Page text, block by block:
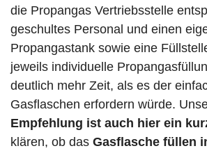
die Propangas Vertriebsstelle
geschultes Personal und einen
Propangastank sowie eine
jeweils individuelle
deutlich mehr Zeit, als es der
Gasflaschen erfordern würde.
Empfehlung ist auch hier ein
klären, ob das Gasflasche füllen